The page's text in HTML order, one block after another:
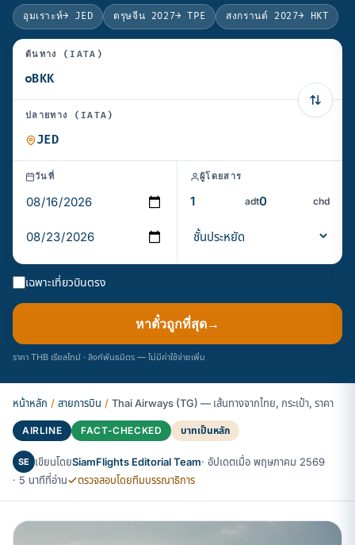
อุมเราะห์→ JED ตรุษจีน 2027→ TPE สงกรานต์ 2027→ HKT
ต้นทาง (IATA)
ปลายทาง (IATA)
วันที่ ผู้โดยสาร
adt chd
เฉพาะเที่ยวบินตรง
หาตั๋วถูกที่สุด→
ราคา THB เรียลไทม์ · ลิงก์พันธมิตร — ไม่มีค่าใช้จ่ายเพิ่ม
หน้าหลัก / สายการบิน / Thai Airways (TG) — เส้นทางจากไทย, กระเป๋า, ราคา
AIRLINE FACT-CHECKED บาทเป็นหลัก
SE เขียนโดยSiamFlights Editorial Team· อัปเดตเมื่อ พฤษภาคม 2569
· 5 นาทีที่อ่าน
ตรวจสอบโดยทีมบรรณาธิการ